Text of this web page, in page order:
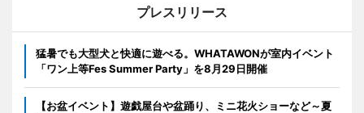
プレスリリース
猛暑でも大型犬と快適に遊べる。WHATAWONが室内イベント
「ワン上等Fes Summer Party」を8月29日開催
【お盆イベント】遊戯屋台や盆踊り、ミニ花火ショーなど～夏